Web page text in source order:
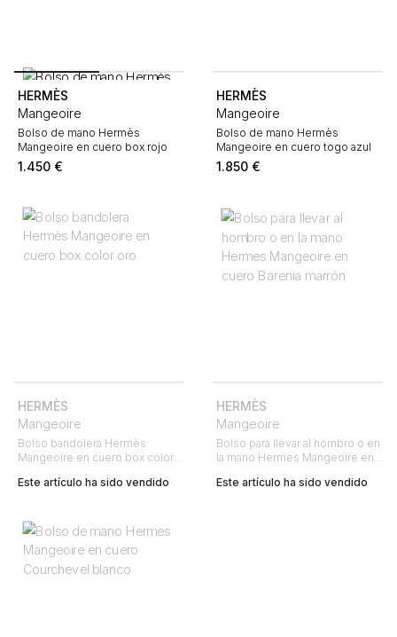
HERMÈS
Mangeoire
Bolso de mano Hermès
Mangeoire en cuero box rojo
1.450 €
HERMÈS
Mangeoire
Bolso de mano Hermès
Mangeoire en cuero togo azul
1.850 €
HERMÈS
Mangeoire
Bolso bandolera Hermès
Mangeoire en cuero box color
Este artículo ha sido vendido
HERMÈS
Mangeoire
Bolso para llevar al hombro o en
la mano Hermes Mangeoire en
Este artículo ha sido vendido